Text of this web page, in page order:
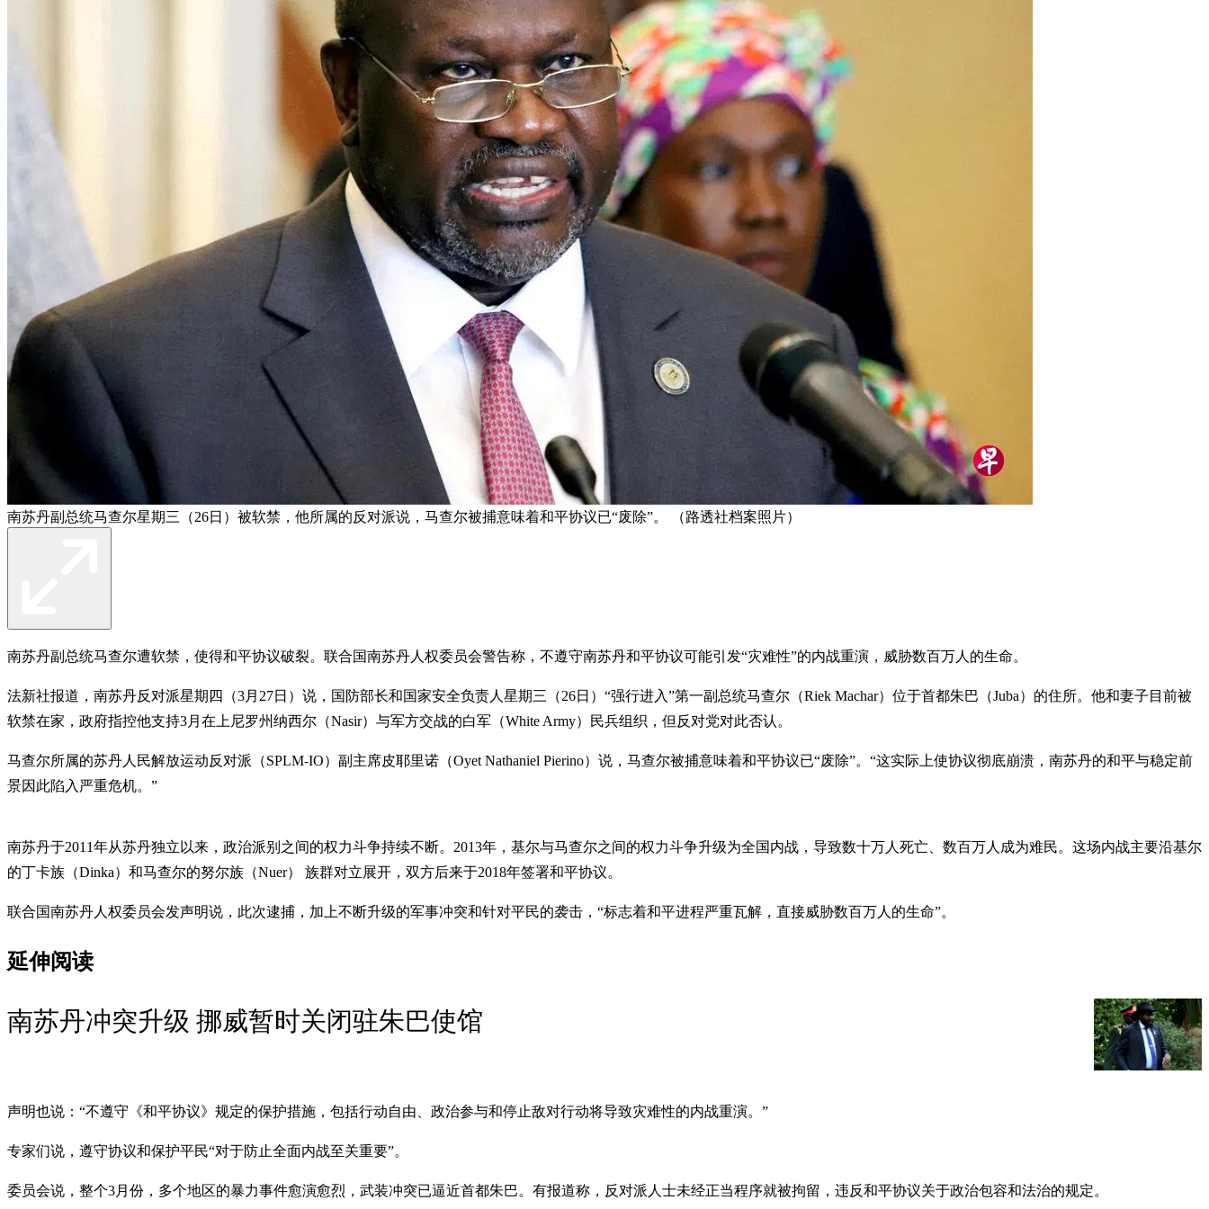
南苏丹副总统马查尔星期三（26日）被软禁，他所属的反对派说，马查尔被捕意味着和平协议已“废除”。 （路透社档案照片）
南苏丹副总统马查尔遭软禁，使得和平协议破裂。联合国南苏丹人权委员会警告称，不遵守南苏丹和平协议可能引发“灾难性”的内战重演，威胁数百万人的生命。
法新社报道，南苏丹反对派星期四（3月27日）说，国防部长和国家安全负责人星期三（26日）“强行进入”第一副总统马查尔（Riek Machar）位于首都朱巴（Juba）的住所。他和妻子目前被
软禁在家，政府指控他支持3月在上尼罗州纳西尔（Nasir）与军方交战的白军（White Army）民兵组织，但反对党对此否认。
马查尔所属的苏丹人民解放运动反对派（SPLM-IO）副主席皮耶里诺（Oyet Nathaniel Pierino）说，马查尔被捕意味着和平协议已“废除”。“这实际上使协议彻底崩溃，南苏丹的和平与稳定前
景因此陷入严重危机。”
南苏丹于2011年从苏丹独立以来，政治派别之间的权力斗争持续不断。2013年，基尔与马查尔之间的权力斗争升级为全国内战，导致数十万人死亡、数百万人成为难民。这场内战主要沿基尔
的丁卡族（Dinka）和马查尔的努尔族（Nuer） 族群对立展开，双方后来于2018年签署和平协议。
联合国南苏丹人权委员会发声明说，此次逮捕，加上不断升级的军事冲突和针对平民的袭击，“标志着和平进程严重瓦解，直接威胁数百万人的生命”。
延伸阅读
南苏丹冲突升级 挪威暂时关闭驻朱巴使馆
声明也说：“不遵守《和平协议》规定的保护措施，包括行动自由、政治参与和停止敌对行动将导致灾难性的内战重演。”
专家们说，遵守协议和保护平民“对于防止全面内战至关重要”。
委员会说，整个3月份，多个地区的暴力事件愈演愈烈，武装冲突已逼近首都朱巴。有报道称，反对派人士未经正当程序就被拘留，违反和平协议关于政治包容和法治的规定。